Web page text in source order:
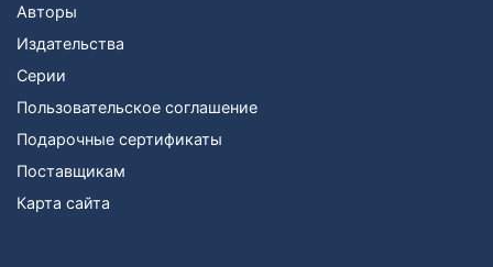
Авторы
Издательства
Серии
Пользовательское соглашение
Подарочные сертификаты
Поставщикам
Карта сайта